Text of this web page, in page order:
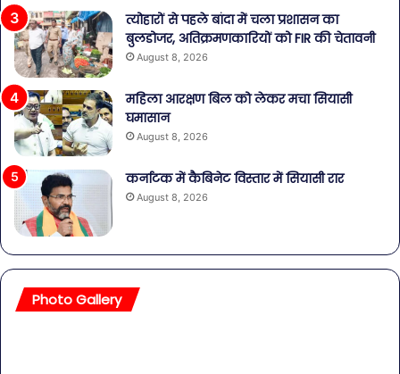
त्योहारों से पहले बांदा में चला प्रशासन का
बुलडोजर, अतिक्रमणकारियों को FIR की चेतावनी
August 8, 2026
महिला आरक्षण बिल को लेकर मचा सियासी
घमासान
August 8, 2026
कर्नाटक में कैबिनेट विस्तार में सियासी रार
August 8, 2026
Photo Gallery